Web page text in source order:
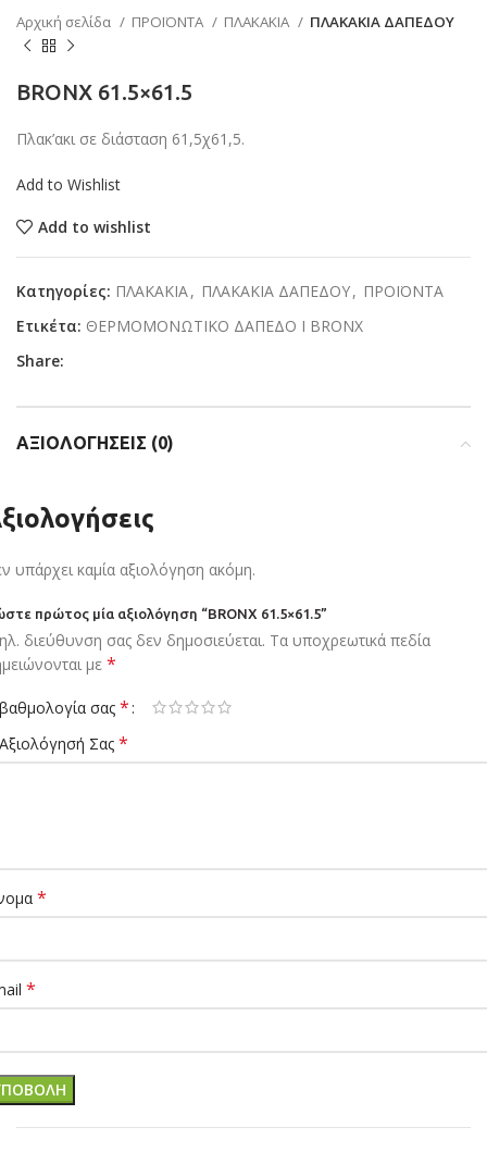
Αρχική σελίδα ΠΡΟΪΟΝΤΑ ΠΛΑΚΑΚΙΑ ΠΛΑΚΑΚΙΑ ΔΑΠΕΔΟΥ
BRONX 61.5×61.5
Πλακ’ακι σε διάσταση 61,5χ61,5.
Add to Wishlist
Add to wishlist
Κατηγορίες: ΠΛΑΚΑΚΙΑ, ΠΛΑΚΑΚΙΑ ΔΑΠΕΔΟΥ, ΠΡΟΪΟΝΤΑ
Ετικέτα: ΘΕΡΜΟΜΟΝΩΤΙΚΟ ΔΑΠΕΔΟ Ι BRONX
Share:
ΑΞΙΟΛΟΓΉΣΕΙΣ (0)
υπάρχει καμία αξιολόγηση ακόμη.
πρώτος μία αξιολόγηση “BRONX 61.5×61.5”
διεύθυνση σας δεν δημοσιεύεται. Τα υποχρεωτικά πεδία
με *
σας *
Σας *
*
*